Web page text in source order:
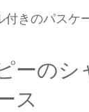
付きのパスケ
ーの
ス